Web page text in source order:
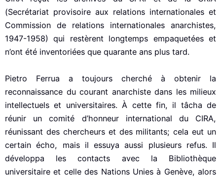
(Secrétariat provisoire aux relations internationales et
Commission de relations internationales anarchistes,
1947-1958) qui restèrent longtemps empaquetées et
n’ont été inventoriées que quarante ans plus tard.
Pietro Ferrua a toujours cherché à obtenir la
reconnaissance du courant anarchiste dans les milieux
intellectuels et universitaires. À cette fin, il tâcha de
réunir un comité d’honneur international du CIRA,
réunissant des chercheurs et des militants; cela eut un
certain écho, mais il essuya aussi plusieurs refus. Il
développa les contacts avec la Bibliothèque
universitaire et celle des Nations Unies à Genève, alors